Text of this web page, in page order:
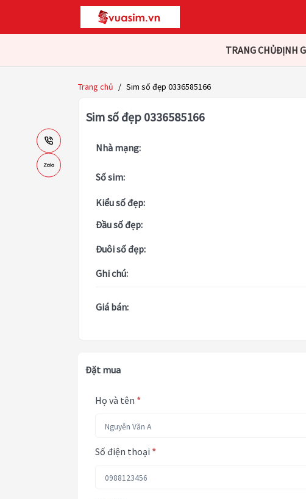
TRANG CHỦĐỊNH
Trang chủ / Sim số đẹp 0336585166
Sim số đẹp 0336585166
Nhà mạng:
Số sim:
Kiểu số đẹp:
Đầu số đẹp:
Đuôi số đẹp:
Ghi chú:
Giá bán:
Đặt mua
Họ và tên *
Số điện thoại *